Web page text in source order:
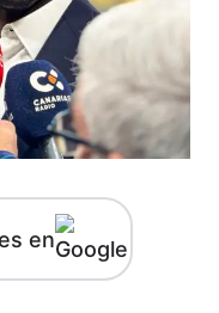
en